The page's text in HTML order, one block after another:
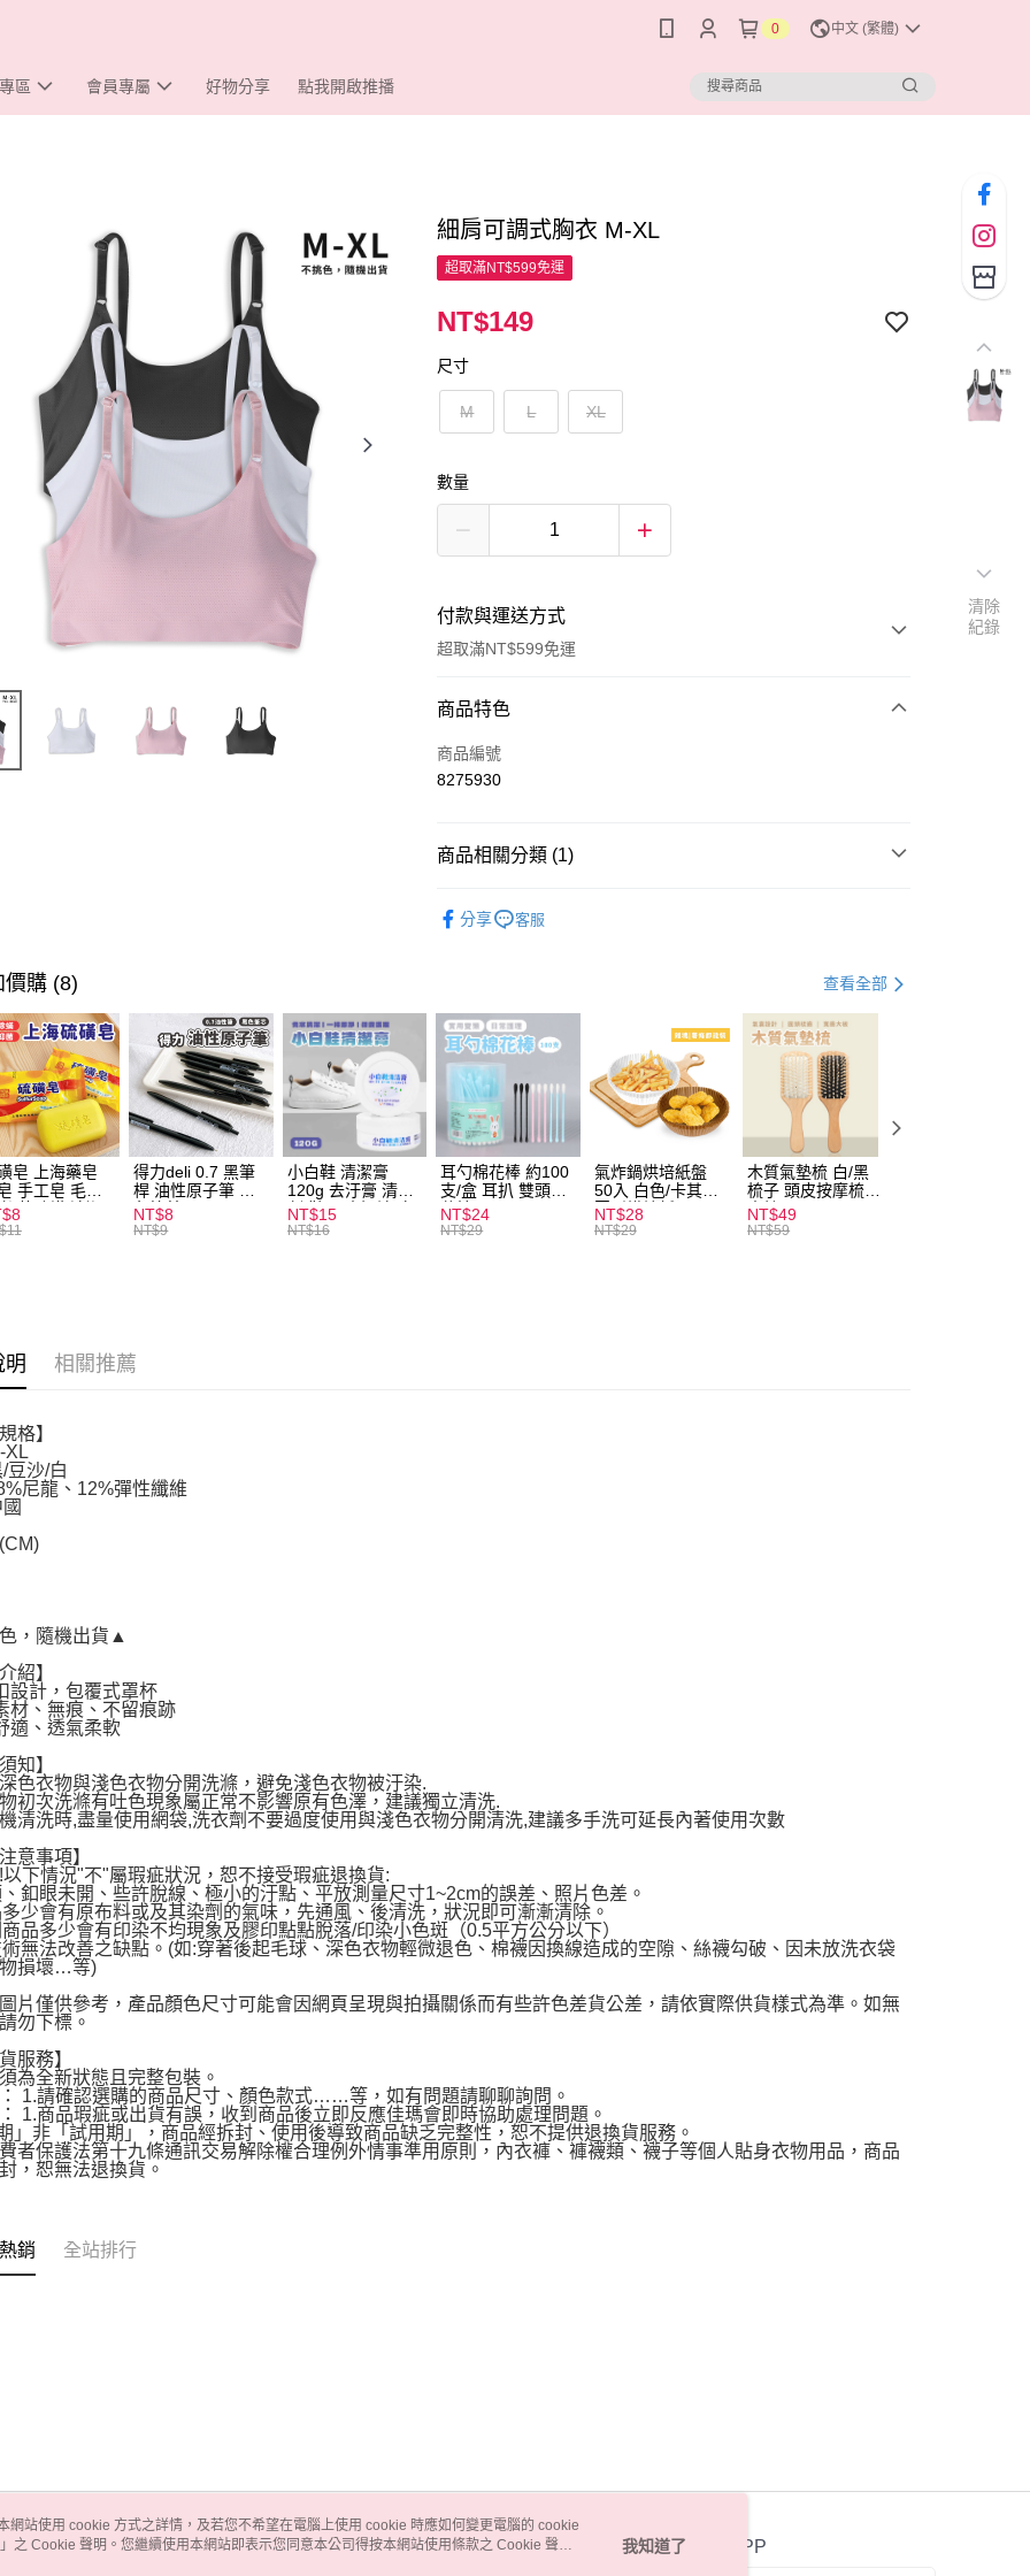
0 中文 (繁體)
區 會員專屬 好物分享 點我開啟推播
細肩可調式胸衣 M-XL
超取滿NT$599免運
NT$149
尺寸
M L XL
數量
付款與運送方式
超取滿NT$599免運
付款方式
信用卡一次付款
街口支付
運送方式
全家取貨付款
每筆NT$60，滿NT$599(含以上)免運費
付款後全家取貨
每筆NT$60，滿NT$599(含以上)免運費
商品特色
商品編號
8275930
商品相關分類 (1)
分享
客服
價購 (8) 查看全部
皂 上海藥皂
手工皂 毛囊
菌除蟎 清潔
去油去痘 寵
得力deli 0.7 黑筆
桿 油性原子筆 黑
色筆芯 S304
NT$8
NT$9
小白鞋 清潔膏
120g 去汙膏 清潔
劑 鞋子 去汙漬 白
皮鞋 鞋油
NT$15
NT$16
耳勺棉花棒 約100
支/盒 耳扒 雙頭棉
花棒
NT$24
NT$29
氣炸鍋烘培紙盤
50入 白色/卡其色
圓形烘焙紙
NT$28
NT$29
木質氣墊梳 白/黑
梳子 頭皮按摩梳
木梳
NT$49
NT$59
明 相關推薦
格】
XL
豆沙/白
尼龍、12%彈性纖維
，隨機出貨▲
紹】
設計，包覆式罩杯
材、無痕、不留痕跡
適、透氣柔軟
知】
色衣物與淺色衣物分開洗滌，避免淺色衣物被汙染.
初次洗滌有吐色現象屬正常不影響原有色澤，建議獨立清洗.
清洗時,盡量使用網袋,洗衣劑不要過度使用與淺色衣物分開清洗,建議多手洗可延長內著使用次數
意事項】
下情況"不"屬瑕疵狀況，恕不接受瑕疵退換貨:
釦眼未開、些許脫線、極小的汙點、平放測量尺寸1~2cm的誤差、照片色差。
少會有原布料或及其染劑的氣味，先通風、後清洗，狀況即可漸漸清除。
品多少會有印染不均現象及膠印點點脫落/印染小色斑（0.5平方公分以下）
無法改善之缺點。(如:穿著後起毛球、深色衣物輕微退色、棉襪因換線造成的空隙、絲襪勾破、因未放洗衣袋
損壞…等)
片僅供參考，產品顏色尺寸可能會因網頁呈現與拍攝關係而有些許色差貨公差，請依實際供貨樣式為準。如無
勿下標。
服務】
為全新狀態且完整包裝。
1.請確認選購的商品尺寸、顏色款式……等，如有問題請聊聊詢問。
1.商品瑕疵或出貨有誤，收到商品後立即反應佳瑪會即時協助處理問題。
」非「試用期」，商品經拆封、使用後導致商品缺乏完整性，恕不提供退換貨服務。
者保護法第十九條通訊交易解除權合理例外情事準用原則，內衣褲、褲襪類、襪子等個人貼身衣物用品，商品
，恕無法退換貨。
銷 全站排行
關於我們 客服資訊 官方APP
清除
紀錄
網站使用 cookie 方式之詳情，及若您不希望在電腦上使用 cookie 時應如何變更電腦的 cookie
」之 Cookie 聲明。您繼續使用本網站即表示您同意本公司得按本網站使用條款之 Cookie 聲明
我知道了